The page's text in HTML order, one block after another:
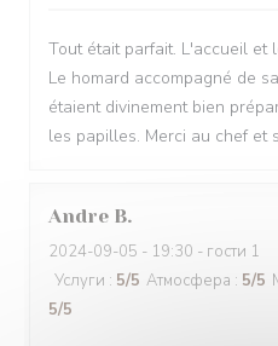
Tout était parfait. L'accueil et
Le homard accompagné de
étaient divinement bien
les papilles. Merci au chef et
Andre B
2024-09-05 - 19:30 - гости 1
Услуги : 5/5 Атмосфера : 5/5
5/5